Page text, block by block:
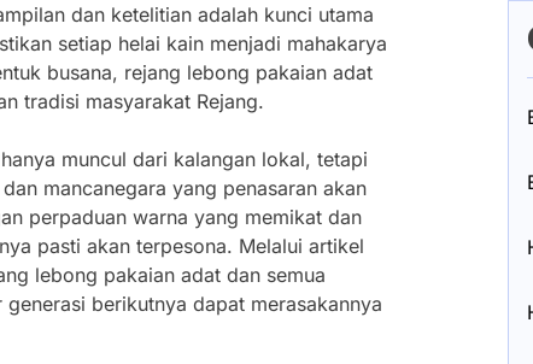
dan ketelitian adalah kunci utama
setiap helai kain menjadi mahakarya
busana, rejang lebong pakaian adat
tradisi masyarakat Rejang.
muncul dari kalangan lokal, tetapi
mancanegara yang penasaran akan
perpaduan warna yang memikat dan
pasti akan terpesona. Melalui artikel
lebong pakaian adat dan semua
berikutnya dapat merasakannya